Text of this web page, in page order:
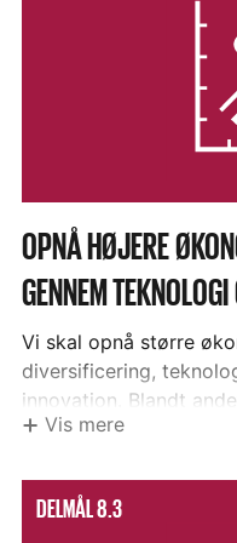
8.1.1. Årlig reel
DELMÅL
8.2
–
OPNÅ HØJERE
GENNEM TEKNOLOGI
Vi skal opnå større
diversificering,
innovation. Blandt
arbejdskrævende
Danske Indikatorer
Vis mere
DELMÅL 8.3
Vis
mere